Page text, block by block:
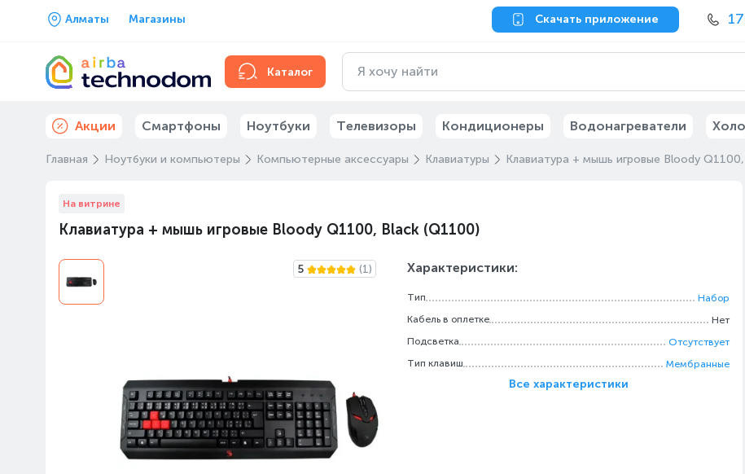
Алматы Магазины Скачать приложение
Каталог
Акции Смартфоны Ноутбуки Телевизоры Кондиционеры Водонагреватели
Главная Ноутбуки и компьютеры Компьютерные аксессуары Клавиатуры Клавиатура + мышь игровые Bloody
На витрине
Клавиатура + мышь игровые Bloody Q1100, Black (Q1100)
5 (1) Характеристики:
Тип
Набор
Кабель в оплетке
Нет
Подсветка
Отсутствует
Тип клавиш
Мембранные
Все характеристики